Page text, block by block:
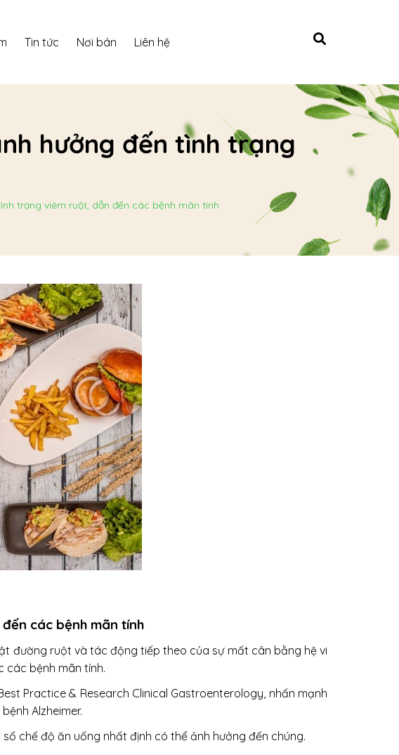
Tin tức Nơi bán Liên hệ
hưởng đến tình trạng
trạng viêm ruột, dẫn đến các bệnh mãn tính
các bệnh mãn tính
đường ruột và tác động tiếp theo của sự mất cân bằng hệ vi
các bệnh mãn tính.
Practice & Research Clinical Gastroenterology, nhấn mạnh
Alzheimer.
chế độ ăn uống nhất định có thể ảnh hưởng đến chúng.